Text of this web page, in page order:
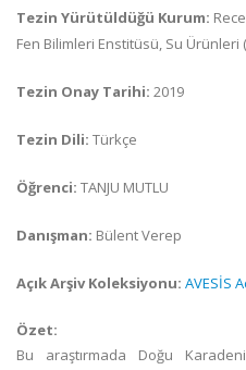
Tezin Yürütüldüğü Kurum:
Fen Bilimleri Enstitüsü, Su Ürünleri
Tezin Onay Tarihi: 2019
Tezin Dili: Türkçe
Öğrenci: TANJU MUTLU
Danışman: Bülent Verep
Açık Arşiv Koleksiyonu: AVESİS
Özet:
Bu araştırmada Doğu